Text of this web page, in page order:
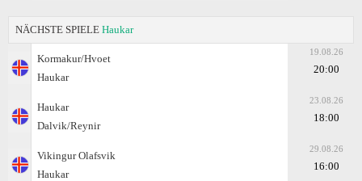
NÄCHSTE SPIELE Haukar
Kormakur/Hvoet
Haukar
19.08.26
20:00
Haukar
Dalvik/Reynir
23.08.26
18:00
Vikingur Olafsvik
Haukar
29.08.26
16:00